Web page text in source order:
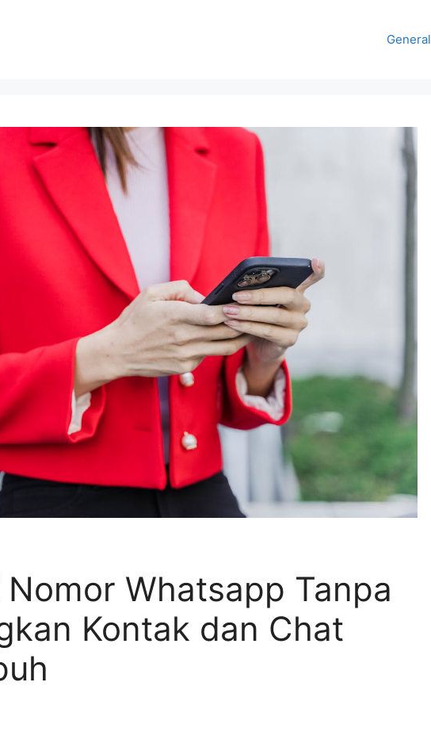
General
Whatsapp Tanpa
Kontak dan Chat